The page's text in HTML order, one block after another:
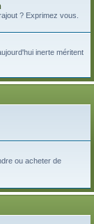
? Exprimez vous.
inerte méritent
ou acheter de